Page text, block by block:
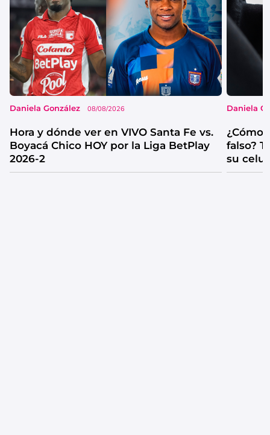
Daniela González 08/08/2026
Hora y dónde ver en VIVO Santa Fe vs.
Boyacá Chico HOY por la Liga BetPlay
2026-2
Daniela
¿Cómo
falso?
su